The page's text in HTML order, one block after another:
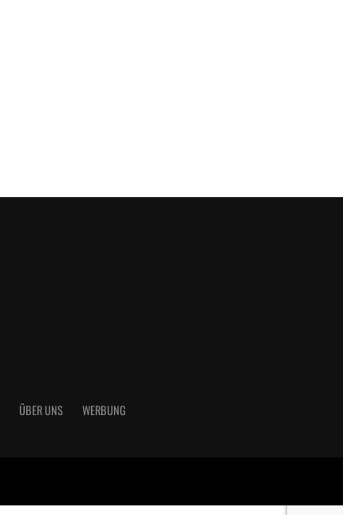
ÜBER UNS WERBUNG